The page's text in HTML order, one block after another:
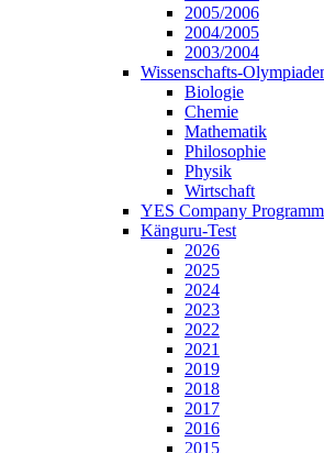
2005/2006
2004/2005
2003/2004
Wissenschafts-
Biologie
Chemie
Mathematik
Philosophie
Physik
Wirtschaft
YES Company
Känguru-Test
2026
2025
2024
2023
2022
2021
2019
2018
2017
2016
2015